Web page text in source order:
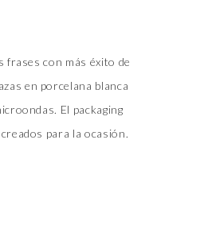
frases con más éxito de
en porcelana blanca
El packaging
para la ocasión.